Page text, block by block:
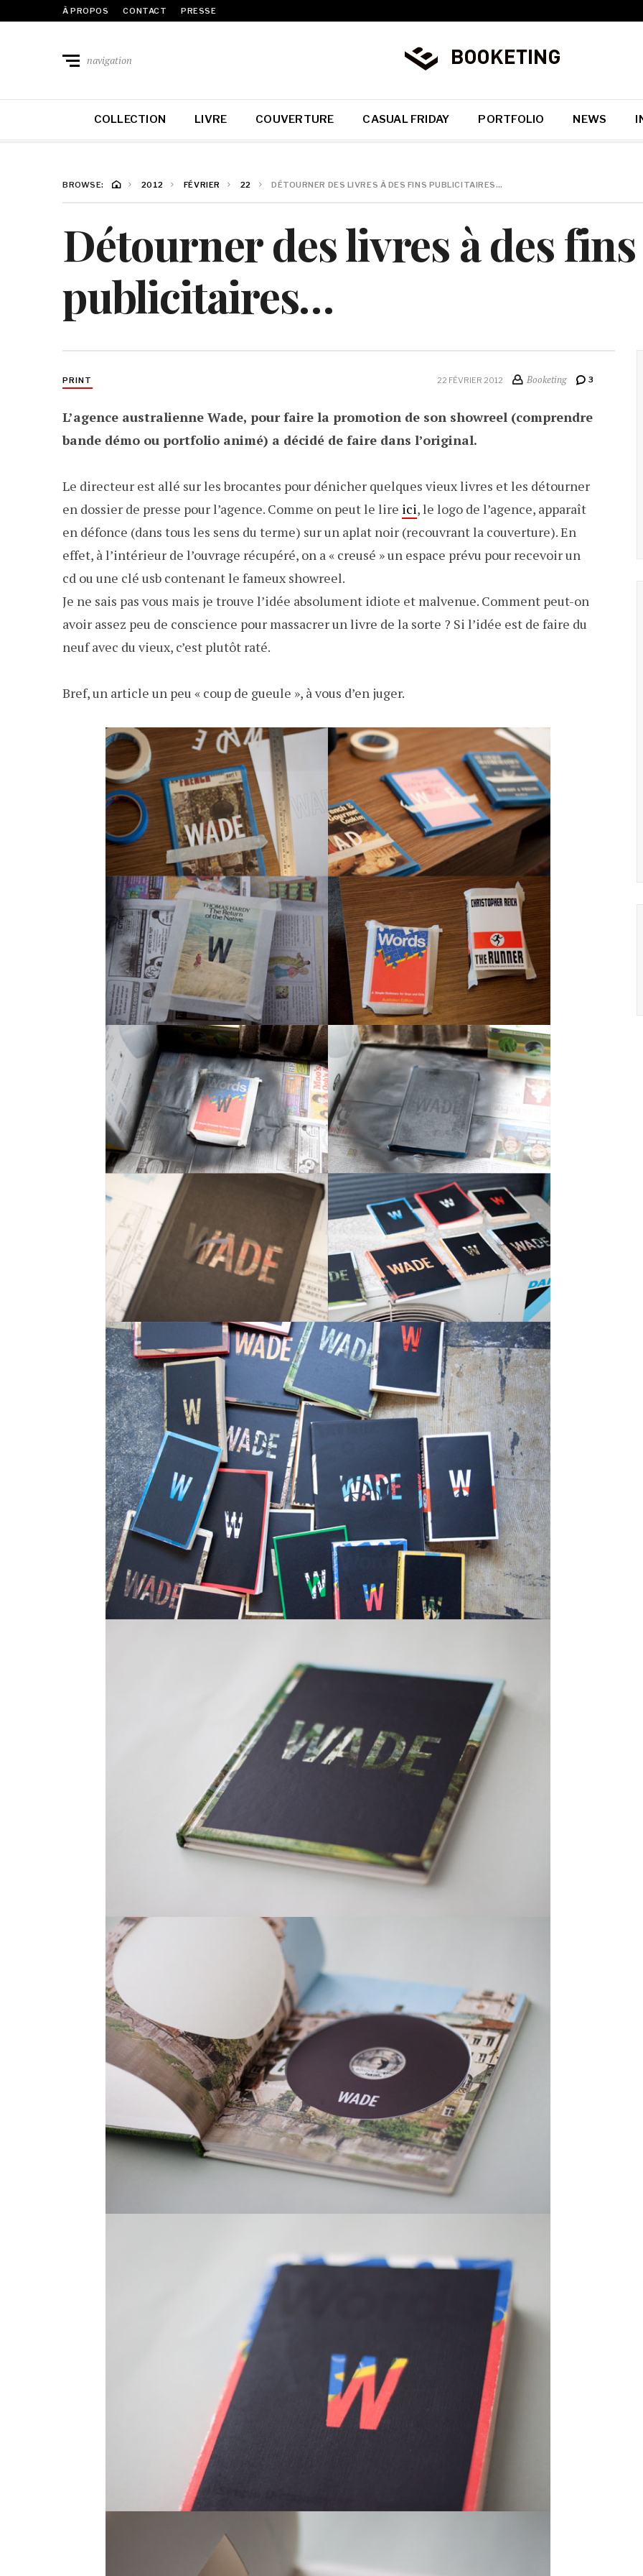
À PROPOS CONTACT PRESSE
navigation
COLLECTION LIVRE COUVERTURE CASUAL FRIDAY PORTFOLIO NEWS
BROWSE: 2012 FÉVRIER 22 DÉTOURNER DES LIVRES À DES FINS PUBLICITAIRES…
Détourner des livres à des fins
publicitaires…
PRINT 22 FÉVRIER 2012 Booketing 3
L’agence australienne Wade, pour faire la promotion de son showreel (comprendre
bande démo ou portfolio animé) a décidé de faire dans l’original.
Le directeur est allé sur les brocantes pour dénicher quelques vieux livres et les détourner
en dossier de presse pour l’agence. Comme on peut le lire ici, le logo de l’agence, apparaît
en défonce (dans tous les sens du terme) sur un aplat noir (recouvrant la couverture). En
effet, à l’intérieur de l’ouvrage récupéré, on a « creusé » un espace prévu pour recevoir un
cd ou une clé usb contenant le fameux showreel.
Je ne sais pas vous mais je trouve l’idée absolument idiote et malvenue. Comment peut-on
avoir assez peu de conscience pour massacrer un livre de la sorte ? Si l’idée est de faire du
neuf avec du vieux, c’est plutôt raté.
Bref, un article un peu « coup de gueule », à vous d’en juger.